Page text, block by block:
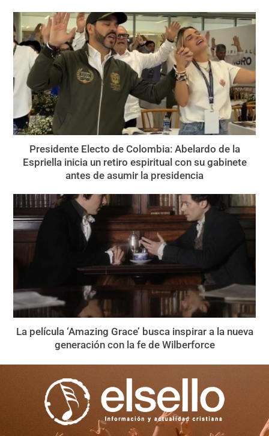
Presidente Electo de Colombia: Abelardo de la
Espriella inicia un retiro espiritual con su gabinete
antes de asumir la presidencia
La película ‘Amazing Grace’ busca inspirar a la nueva
generación con la fe de Wilberforce